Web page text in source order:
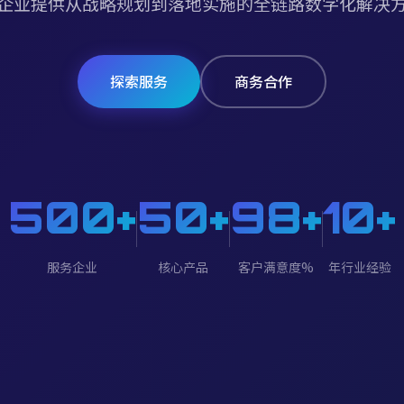
探索服务 商务合作
500+
服务企业
50+
核心产品
98+
客户满意度%
10+
年行业经验